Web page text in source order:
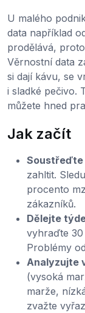
U malého
data například
prodělává,
Věrnostní data
si dají kávu, se
i sladké pečivo.
můžete hned
Jak začít
Soustřeďte
zahltit.
procento
zákazníků.
Dělejte
vyhraďte 30
Problémy
Analyzujte
(vysoká
marže,
zvažte